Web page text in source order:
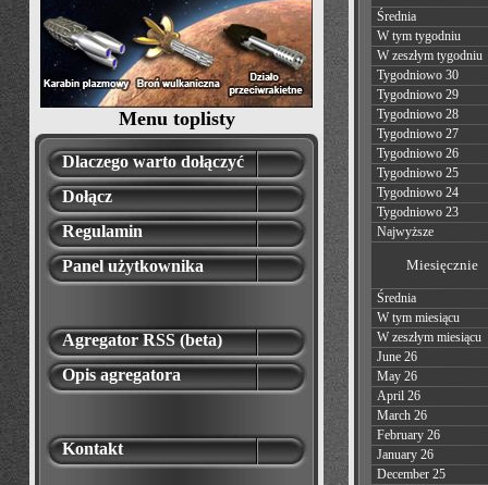
Menu toplisty
Dlaczego warto dołączyć
Dołącz
Regulamin
Panel użytkownika
Agregator RSS (beta)
Opis agregatora
Kontakt
Średnia
W tym tygodniu
W zeszłym tygodniu
Tygodniowo 30
Tygodniowo 29
Tygodniowo 28
Tygodniowo 27
Tygodniowo 26
Tygodniowo 25
Tygodniowo 24
Tygodniowo 23
Najwyższe
Miesięcznie
Średnia
W tym miesiącu
W zeszłym miesiącu
June 26
May 26
April 26
March 26
February 26
January 26
December 25